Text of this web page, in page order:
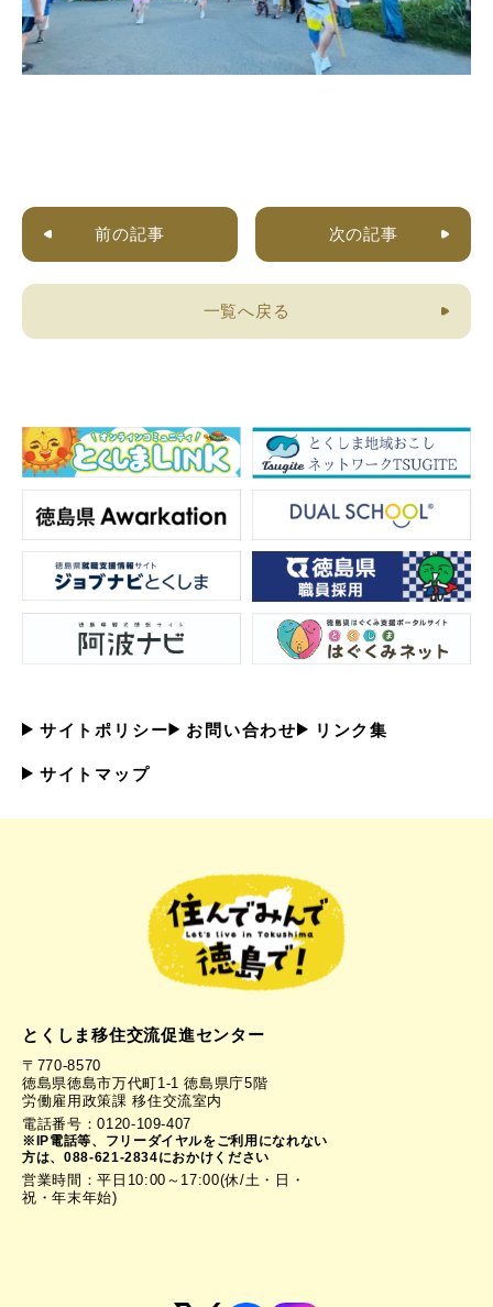
前の記事 次の記事
一覧へ戻る
サイトポリシー お問い合わせ リンク集
サイトマップ
とくしま移住交流促進センター
〒770-8570
徳島県徳島市万代町1-1 徳島県庁5階
労働雇用政策課 移住交流室内
電話番号：0120-109-407
※IP電話等、フリーダイヤルをご利用になれない
方は、088-621-2834におかけください
営業時間：平日10:00～17:00(休/土・日・
祝・年末年始)